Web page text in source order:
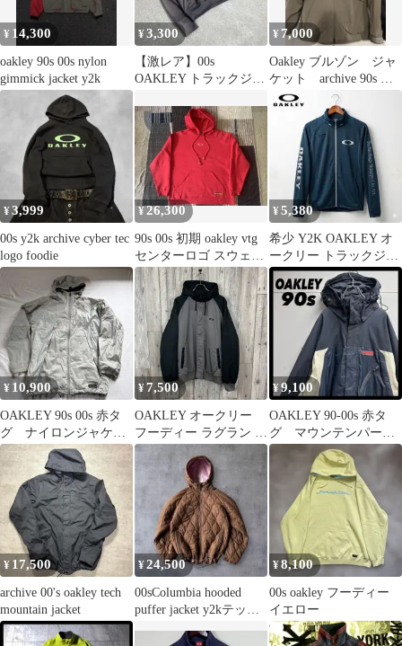
¥ 14,300
oakley 90s 00s nylon
gimmick jacket y2k
¥3,300
【激レア】00s
OAKLEY トラックジャ
¥ 7,000
Oakley ブルゾン ジャ
ケット archive 90s ナ
イロン
¥3,999
00s y2k archive cyber tec
logo foodie
¥26,300
90s 00s 初期 oakley vtg
センターロゴ スウェッ
ト パーカー
¥5,380
希少 Y2K OAKLEY オ
ークリー トラックジャ
ケット ギミック テック
M
¥ 10,900
OAKLEY 90s 00s 赤タ
グ ナイロンジャケッ
ト
¥7,500
OAKLEY オークリー
フーディー ラグラン マ
ウンテンパーカー L
¥9,100
OAKLEY 90-00s 赤タ
グ マウンテンパーカ
ー
¥ 17,500
archive 00's oakley tech
mountain jacket
¥24,500
00sColumbia hooded
puffer jacket y2kテック
¥8,100
00s oakley フーディー
イエロー